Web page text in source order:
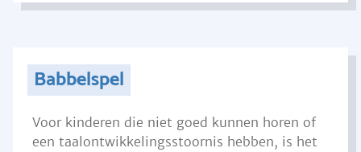
Babbelspel
Voor kinderen die niet goed kunnen horen of
een taalontwikkelingsstoornis hebben, is het